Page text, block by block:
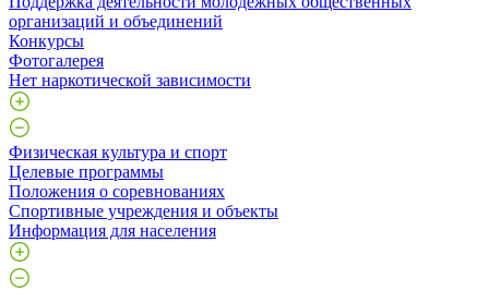
организаций и объединений
Конкурсы
Фотогалерея
Нет наркотической зависимости
Физическая культура и спорт
Целевые программы
Положения о соревнованиях
Спортивные учреждения и объекты
Информация для населения